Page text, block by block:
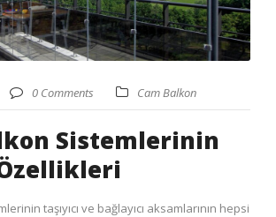
0 Comments Cam Balkon
Sistemlerinin
taşıyıcı ve bağlayıcı aksamlarının hepsi